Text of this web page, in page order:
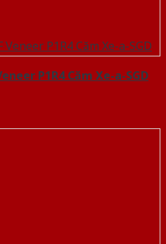
P1R4 Căm Xe-a-SGD